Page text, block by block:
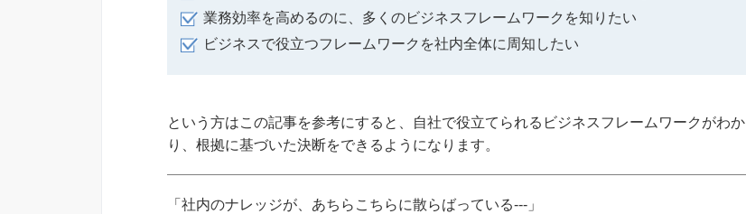
業務効率を高めるのに、多くのビジネスフレームワークを知りたい
ビジネスで役立つフレームワークを社内全体に周知したい
という方はこの記事を参考にすると、自社で役立てられるビジネスフレームワークがわか
り、根拠に基づいた決断をできるようになります。
「社内のナレッジが、あちらこちらに散らばっている---」